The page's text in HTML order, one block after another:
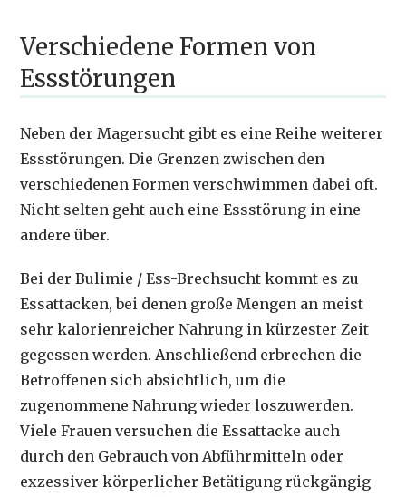
Verschiedene Formen von
Essstörungen
Neben der Magersucht gibt es eine Reihe weiterer
Essstörungen. Die Grenzen zwischen den
verschiedenen Formen verschwimmen dabei oft.
Nicht selten geht auch eine Essstörung in eine
andere über.
Bei der Bulimie / Ess-Brechsucht kommt es zu
Essattacken, bei denen große Mengen an meist
sehr kalorienreicher Nahrung in kürzester Zeit
gegessen werden. Anschließend erbrechen die
Betroffenen sich absichtlich, um die
zugenommene Nahrung wieder loszuwerden.
Viele Frauen versuchen die Essattacke auch
durch den Gebrauch von Abführmitteln oder
exzessiver körperlicher Betätigung rückgängig